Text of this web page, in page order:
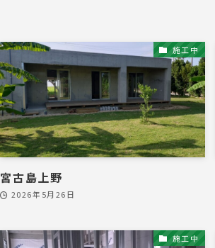
施工中
宮古島上野
2026年5月26日
施工中